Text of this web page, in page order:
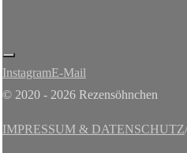
InstagramE-Mail
© 2020 - 2026 Rezensöhnchen
IMPRESSUM & DATENSCHUTZ/